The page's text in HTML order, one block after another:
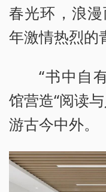
春光环，浪
年激情热烈的
“书中自
馆营造“阅读
游古今中外。